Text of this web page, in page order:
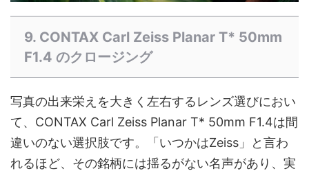
9. CONTAX Carl Zeiss Planar T* 50mm
F1.4 のクロージング
写真の出来栄えを大きく左右するレンズ選びにおい
て、CONTAX Carl Zeiss Planar T* 50mm F1.4は間
違いのない選択肢です。「いつかはZeiss」と言わ
れるほど、その銘柄には揺るがない名声があり、実